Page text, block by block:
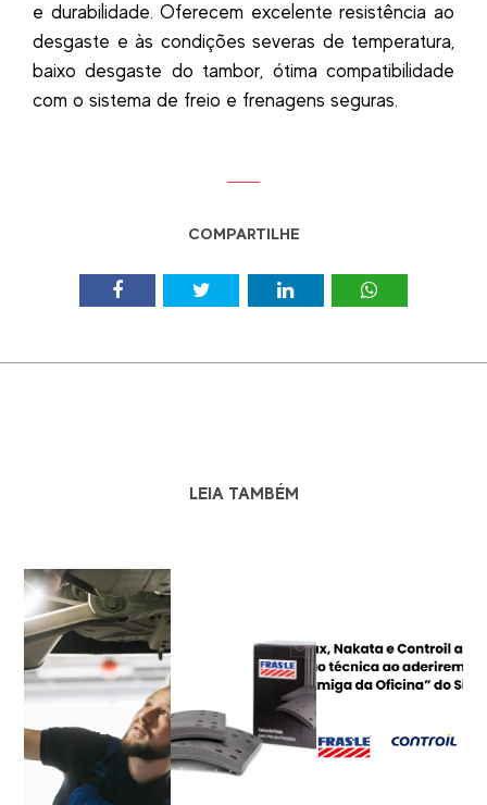
e durabilidade. Oferecem excelente resistência ao
desgaste e às condições severas de temperatura,
baixo desgaste do tambor, ótima compatibilidade
com o sistema de freio e frenagens seguras.
COMPARTILHE
LEIA TAMBÉM